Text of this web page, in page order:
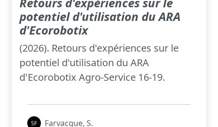
potentiel d'utilisation du ARA
d'Ecorobotix
(2026). Retours d'expériences sur le
potentiel d'utilisation du ARA
d'Ecorobotix Agro-Service 16-19.
Farvacque, S.